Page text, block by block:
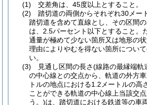
(1)
交差角は、45度以上とすること。
(2)
踏切道の両側からそれぞれ30メー
踏切道を含めて直線とし、その区間
は、2.5パーセント以下とすること。
通量が極めて少ない箇所又は地形の
理由によりやむを得ない箇所につい
い。
(3)
見通し区間の長さ(線路の最縁端軌
の中心線との交点から、軌道の外方
トルの地点における1.2メートルの高
ことができる軌道の中心線上当該交
う。)は、踏切道における鉄道等の車